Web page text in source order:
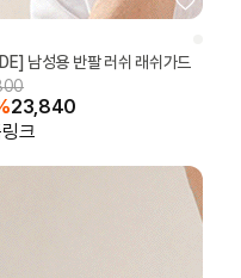
남성용 반팔 러쉬 래쉬가드
23,840
크